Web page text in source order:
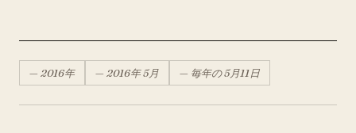
— 2016年 — 2016年5月 — 毎年の5月11日